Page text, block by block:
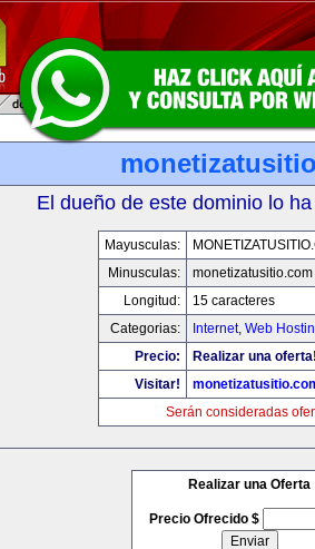
El dueño de este dominio lo
Mayusculas:
Minusculas:
monetizatusitio.com
Longitud:
15 caracteres
Categorias:
Internet, Web
Precio:
Realizar una
Visitar!
Serán consideradas
Realizar una Oferta
Precio Ofrecido $